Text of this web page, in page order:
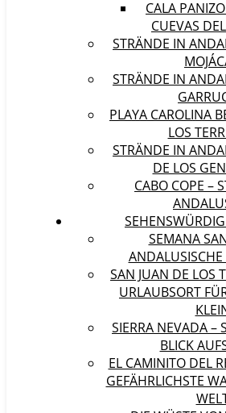
CALA
CUEVAS
STRÄNDE IN
STRÄNDE IN
PLAYA CAROLINA
LOS
STRÄNDE IN
DE LOS
CABO COPE –
SEMANA
SAN JUAN DE LOS
URLAUBSORT
LEIN
SIERRA NEVADA –
BLICK
EL CAMINITO DEL
GEFÄHRLICHSTE